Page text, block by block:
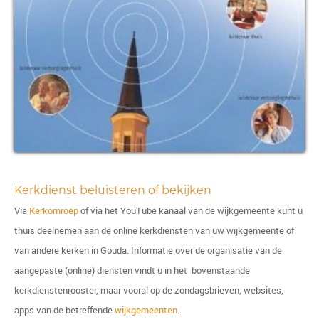
Kerkdienst beluisteren of bekijken
Via Kerkomroepof via het YouTube kanaal van de wijkgemeente kunt u
thuis deelnemen aan de online kerkdiensten van uw wijkgemeente of
van andere kerken in Gouda. Informatie over de organisatie van de
aangepaste (online) diensten vindt u in het bovenstaande
kerkdienstenrooster, maar vooral op de zondagsbrieven, websites,
apps van de betreffendewijkgemeenten.